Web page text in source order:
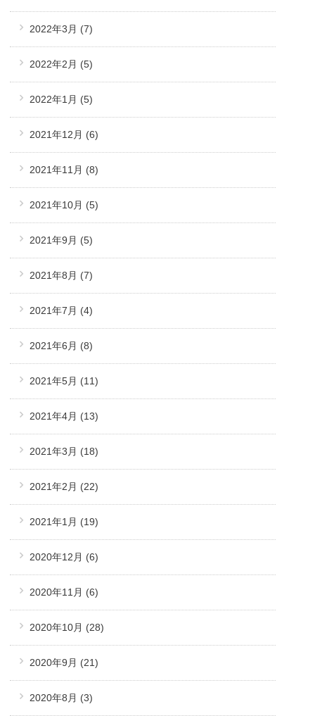
2022年3月 (7)
2022年2月 (5)
2022年1月 (5)
2021年12月 (6)
2021年11月 (8)
2021年10月 (5)
2021年9月 (5)
2021年8月 (7)
2021年7月 (4)
2021年6月 (8)
2021年5月 (11)
2021年4月 (13)
2021年3月 (18)
2021年2月 (22)
2021年1月 (19)
2020年12月 (6)
2020年11月 (6)
2020年10月 (28)
2020年9月 (21)
2020年8月 (3)